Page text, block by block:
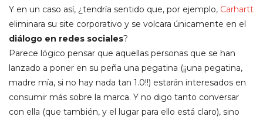
Y en un caso así, ¿tendría sentido que, por ejemplo, Carhartt
eliminara su site corporativo y se volcara únicamente en el
diálogo en redes sociales?
Parece lógico pensar que aquellas personas que se han
lanzado a poner en su peña una pegatina (¡¡una pegatina,
madre mía, si no hay nada tan 1.0!!) estarán interesados en
consumir más sobre la marca. Y no digo tanto conversar
con ella (que también, y el lugar para ello está claro), sino